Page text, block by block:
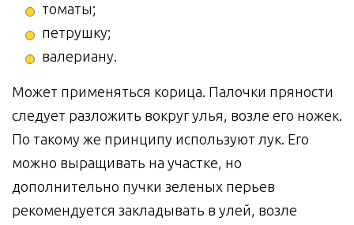
томаты;
петрушку;
валериану.
Может применяться корица. Палочки пряности
следует разложить вокруг улья, возле его ножек.
По такому же принципу используют лук. Его
можно выращивать на участке, но
дополнительно пучки зеленых перьев
рекомендуется закладывать в улей, возле